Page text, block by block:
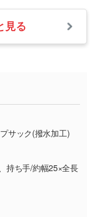
を表現した
したい／印
の指定や、
ります。→詳
部分だけを
体色に合わ
場合は、ス
もございま
いる場合
合
合、または
合
依頼(商
にてご連絡
受け付けて
～
見る
サック(撥水加工)
持ち手/約幅25×全長